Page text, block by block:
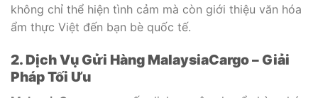
không chỉ thể hiện tình cảm mà còn giới thiệu văn hóa
ẩm thực Việt đến bạn bè quốc tế.
2. Dịch Vụ Gửi Hàng MalaysiaCargo – Giải
Pháp Tối Ưu